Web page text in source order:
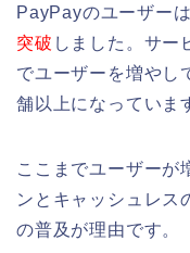
PayPayのユーザー
突破 しました。サー
でユーザーを増やし
舗以上になっていま
ここまでユーザーが
ンとキャッシュレス
の普及が理由です。